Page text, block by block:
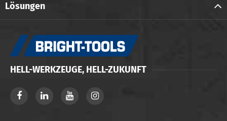
Lösungen
HELL-WERKZEUGE, HELL-ZUKUNFT